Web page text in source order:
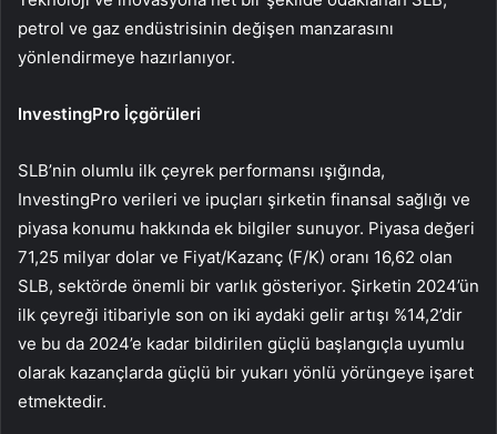
petrol ve gaz endüstrisinin değişen manzarasını
yönlendirmeye hazırlanıyor.
InvestingPro İçgörüleri
SLB’nin olumlu ilk çeyrek performansı ışığında,
InvestingPro verileri ve ipuçları şirketin finansal sağlığı ve
piyasa konumu hakkında ek bilgiler sunuyor. Piyasa değeri
71,25 milyar dolar ve Fiyat/Kazanç (F/K) oranı 16,62 olan
SLB, sektörde önemli bir varlık gösteriyor. Şirketin 2024’ün
ilk çeyreği itibariyle son on iki aydaki gelir artışı %14,2’dir
ve bu da 2024’e kadar bildirilen güçlü başlangıçla uyumlu
olarak kazançlarda güçlü bir yukarı yönlü yörüngeye işaret
etmektedir.